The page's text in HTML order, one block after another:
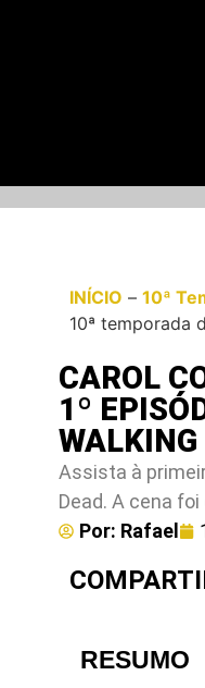
INÍCIO – 10ª
10ª temporada
CAROL
1º
WALKING
Assista à
Dead. A cena
Por: Rafael
RESUMO